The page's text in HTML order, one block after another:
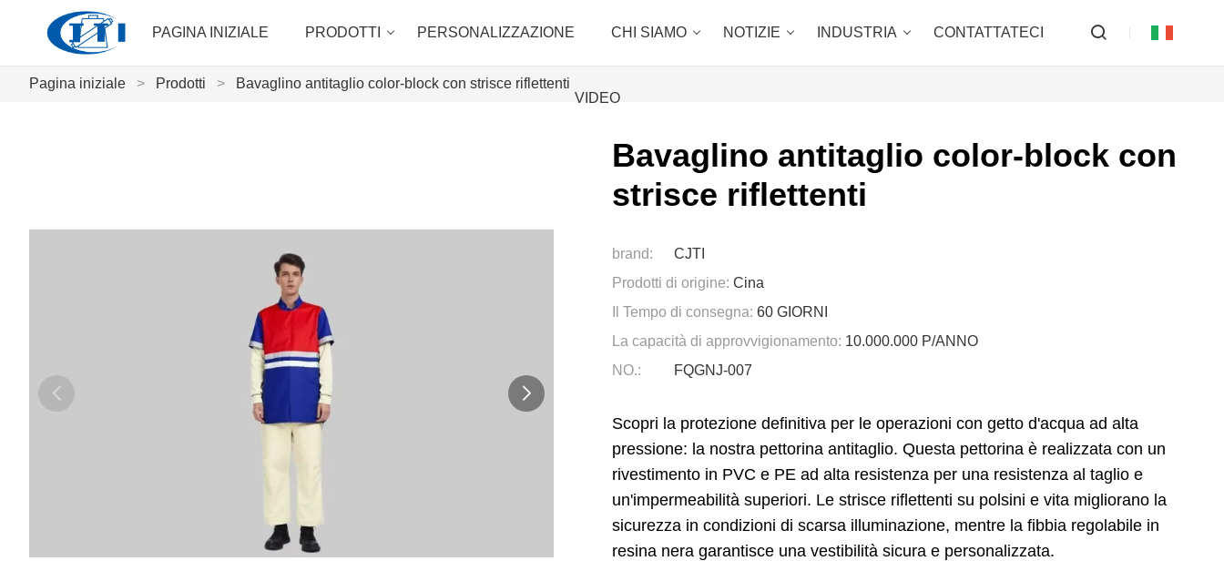
PAGINA INIZIALE PRODOTTI PERSONALIZZAZIONE CHI SIAMO NOTIZIE INDUSTRIA CONTATTATECI
VIDEO
Pagina iniziale > Prodotti > Bavaglino antitaglio color-block con strisce riflettenti
Bavaglino antitaglio color-block con
strisce riflettenti
brand:
CJTI
Prodotti di origine: Cina
Il Tempo di consegna: 60 GIORNI
La capacità di approvvigionamento: 10.000.000 P/ANNO
NO.:
FQGNJ-007
Scopri la protezione definitiva per le operazioni con getto d'acqua ad alta
pressione: la nostra pettorina antitaglio. Questa pettorina è realizzata con un
rivestimento in PVC e PE ad alta resistenza per una resistenza al taglio e
un'impermeabilità superiori. Le strisce riflettenti su polsini e vita migliorano la
sicurezza in condizioni di scarsa illuminazione, mentre la fibbia regolabile in
resina nera garantisce una vestibilità sicura e personalizzata.